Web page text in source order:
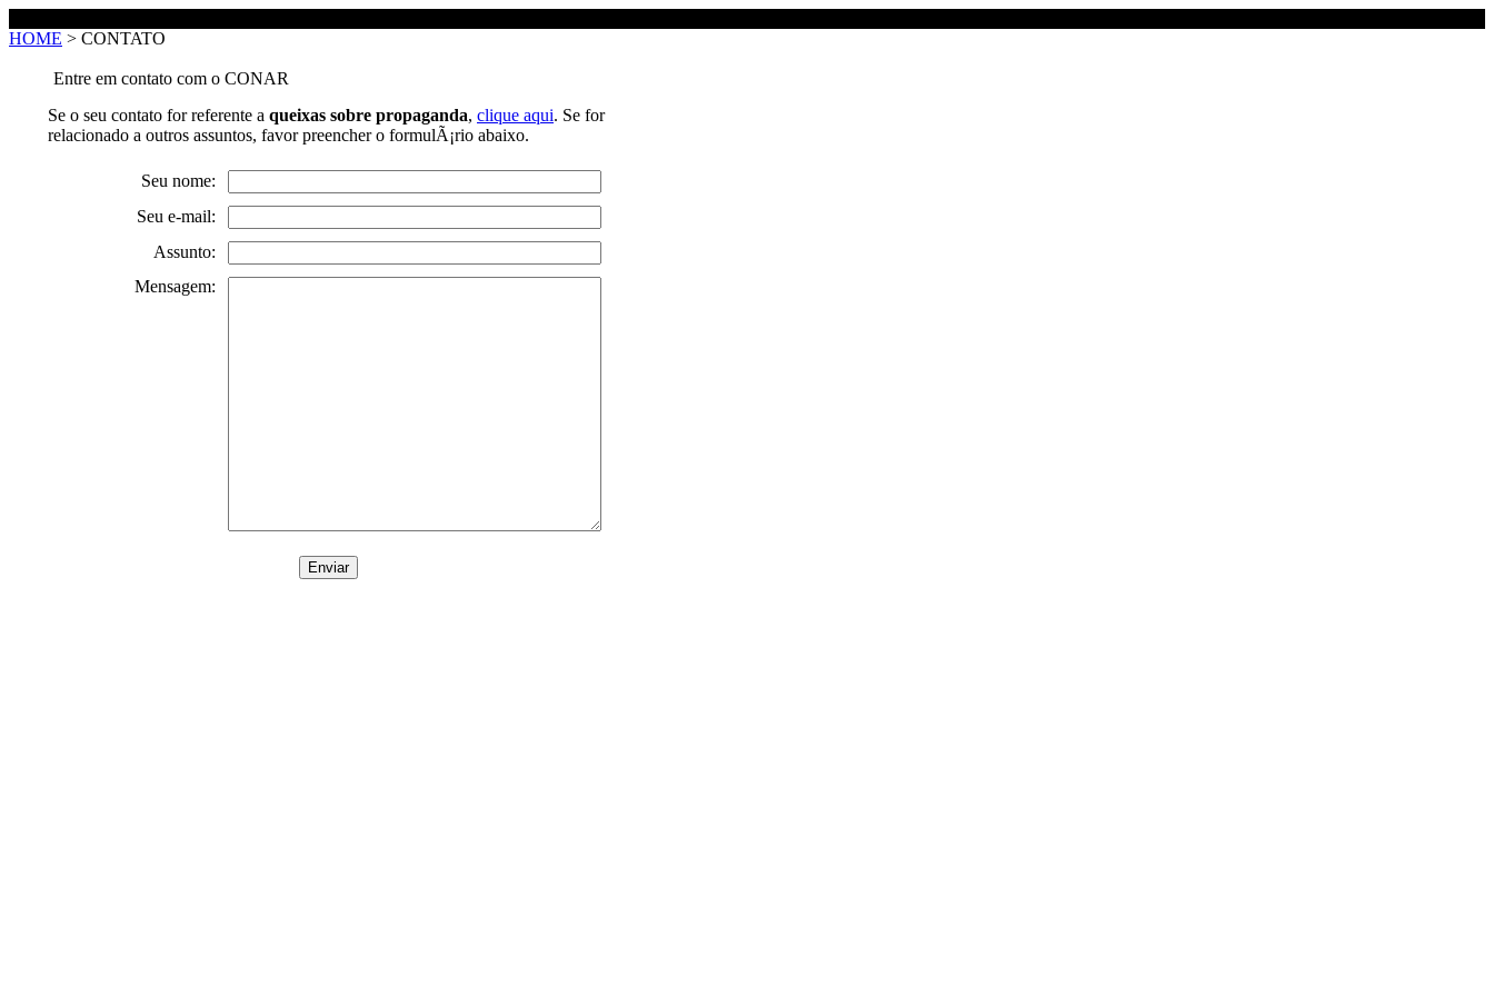
HOME > CONTATO
Entre em contato com o CONAR
Se o seu contato for referente a queixas sobre propaganda, clique aqui. Se for
relacionado a outros assuntos, favor preencher o formulÃ¡rio abaixo.
Seu nome:
Seu e-mail:
Assunto:
Mensagem: